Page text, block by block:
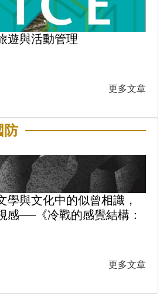
遊與活動管理
更多文章
防
學與文化中的似曾相識，
感──《冷戰的感覺結構：
中的性別與情感政治1950-
更多文章